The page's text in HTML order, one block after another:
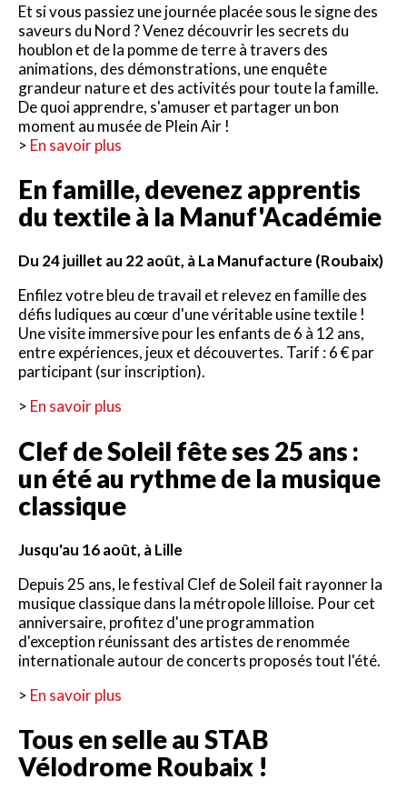
Et si vous passiez une journée placée sous le signe des
saveurs du Nord ? Venez découvrir les secrets du
houblon et de la pomme de terre à travers des
animations, des démonstrations, une enquête
grandeur nature et des activités pour toute la famille.
De quoi apprendre, s'amuser et partager un bon
moment au musée de Plein Air !
> En savoir plus
En famille, devenez apprentis
du textile à la Manuf'Académie
Du 24 juillet au 22 août, à La Manufacture (Roubaix)
Enfilez votre bleu de travail et relevez en famille des
défis ludiques au cœur d'une véritable usine textile !
Une visite immersive pour les enfants de 6 à 12 ans,
entre expériences, jeux et découvertes. Tarif : 6 € par
participant (sur inscription).
> En savoir plus
Clef de Soleil fête ses 25 ans :
un été au rythme de la musique
classique
Jusqu'au 16 août, à Lille
Depuis 25 ans, le festival Clef de Soleil fait rayonner la
musique classique dans la métropole lilloise. Pour cet
anniversaire, profitez d'une programmation
d'exception réunissant des artistes de renommée
internationale autour de concerts proposés tout l'été.
> En savoir plus
Tous en selle au STAB
Vélodrome Roubaix !